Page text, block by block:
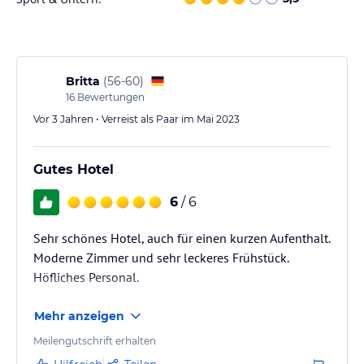
Sport und Unterhaltung
den Außenpool nutzen oder auf der Dachterrasse entspannen und
den Panoramablick auf das Meer und die Berge genießen. Ein
Mini-Spa bietet zusätzliche Entspannungsmöglichkeiten. Das
Hotel verfügt außerdem über ein Fitnesscenter, in dem Gäste aktiv
Hinweis:
Verfasst von HolidayCheck mit Hilfe von KI. Alle
verbindlichen Angebotsdetails des jeweiligen Veranstalters.
Britta (56-60)
16 Bewertungen
Vor 3 Jahren • Verreist als Paar im Mai 2023
Gutes Hotel
6 / 6
Sehr schönes Hotel, auch für einen kurzen Aufenthalt.
Moderne Zimmer und sehr leckeres Frühstück.
Höfliches Personal.
Mehr anzeigen
Meilengutschrift erhalten